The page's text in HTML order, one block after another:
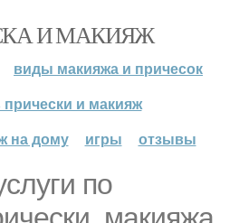
И МАКИЯЖ
виды макияжа и причесок
прически и макияж
на дому
игры отзывы
по